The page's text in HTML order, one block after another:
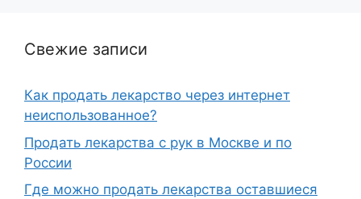
Свежие записи
Как продать лекарство через интернет
неиспользованное?
Продать лекарства с рук в Москве и по
России
Где можно продать лекарства оставшиеся